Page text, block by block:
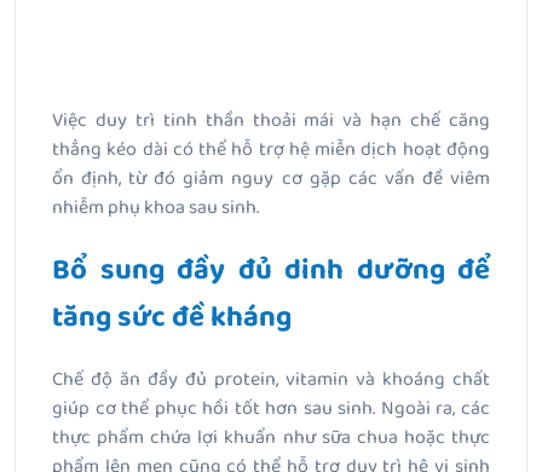
Việc duy trì tinh thần thoải mái và hạn chế căng
thẳng kéo dài có thể hỗ trợ hệ miễn dịch hoạt động
ổn định, từ đó giảm nguy cơ gặp các vấn đề viêm
nhiễm phụ khoa sau sinh.
Bổ sung đầy đủ dinh dưỡng để
tăng sức đề kháng
Chế độ ăn đầy đủ protein, vitamin và khoáng chất
giúp cơ thể phục hồi tốt hơn sau sinh. Ngoài ra, các
thực phẩm chứa lợi khuẩn như sữa chua hoặc thực